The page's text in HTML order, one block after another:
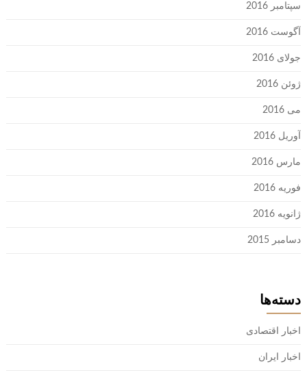
سپتامبر 2016
آگوست 2016
جولای 2016
ژوئن 2016
می 2016
آوریل 2016
مارس 2016
فوریه 2016
ژانویه 2016
دسامبر 2015
دسته‌ها
اخبار اقتصادی
اخبار ایران